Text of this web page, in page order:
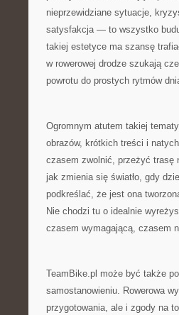
nieprzewidziane sytuacje,
satysfakcja — to wszystko
takiej estetyce ma szansę
w rowerowej drodze szukają
powrotu do prostych rytmów
Ogromnym atutem takiej
obrazów, krótkich treści i
czasem zwolnić, przeżyć trasę
jak zmienia się światło, gdy
podkreślać, że jest ona
Nie chodzi tu o idealnie
czasem wymagającą, czasem
TeamBike.pl może być także
samostanowieniu. Rowerowa
przygotowania, ale i zgody na